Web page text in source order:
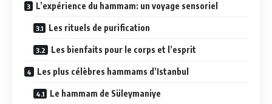
L’expérience du hammam: un voyage sensoriel
Les rituels de purification
Les bienfaits pour le corps et l’esprit
Les plus célèbres hammams d’Istanbul
Le hammam de Süleymaniye